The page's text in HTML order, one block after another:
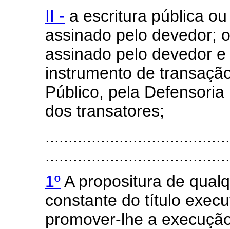
II - a escritura pública
assinado pelo devedor;
assinado pelo devedor
instrumento de
Público, pela
dos transatores;
1ºA propositura de
constante do título
promover-lhe a